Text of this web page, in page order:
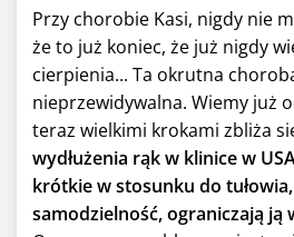
Przy chorobie Kasi, nigdy nie
że to już koniec, że już nigdy
cierpienia... Ta okrutna
nieprzewidywalna. Wiemy już
teraz wielkimi krokami zbliża
wydłużenia rąk w klinice w
krótkie w stosunku do
samodzielność, ograniczają ją